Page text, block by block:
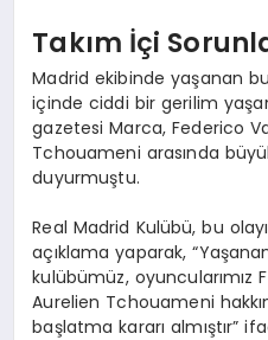
Takım İçi
Madrid ekibinde yaşanan
içinde ciddi bir gerilim
gazetesi Marca, Federico
Tchouameni arasında
duyurmuştu.
Real Madrid Kulübü, bu
açıklama yaparak,
kulübümüz, oyuncularımız
Aurelien Tchouameni
başlatma kararı almıştır”